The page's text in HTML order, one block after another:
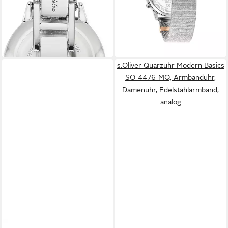
lieferbar - in 1-2 Werktagen bei dir
143,20 € UVP179,00 €
lieferbar - in 1-2 Werktagen bei dir
+1
s.Oliver Quarzuhr Modern Basics
SO-4476-MQ, Armbanduhr,
Damenuhr, Edelstahlarmband,
analog